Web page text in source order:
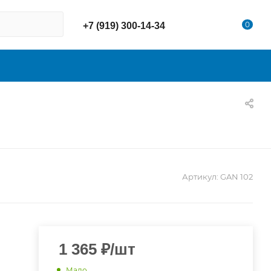
+7 (919) 300-14-34 0
Артикул: GAN 102
1 365₽/шт